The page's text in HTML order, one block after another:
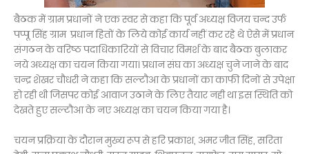
बैठक में ग्राम प्रधानों ने एक स्वर से कहा कि पूर्व अध्यक्ष विजय चन्द उर्फ
पप्पू सिंह ग्राम प्रधान हितों के लिये कोई कार्य नहीं कर रहे थे ऐसे में प्रधान
संगठन के वरिष्ठ पदाधिकारियों से विचार विमर्श के बाद बैठक बुलाकर
नये अध्यक्ष का चयन किया गया। प्रधान संघ का अध्यक्ष चुने जाने के बाद
चन्द्र शेखर चौधरी ने कहा कि सल्टौआ के प्रधानों का काफी दिनों से उपेक्षा
हो रही थी जिसपर कोई आवाज उठाने के लिए तैयार नही था इस स्थिति को
देखते हुए सल्टौआ के नए अध्यक्ष का चयन किया गया है।
चयन प्रक्रिया के दौरान मुख्य रूप से हरि प्रकाश, अमर जीत सिंह, सरिता